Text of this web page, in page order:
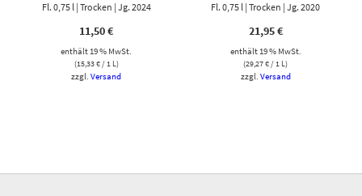
Fl. 0,75 l | Trocken | Jg. 2024
11,50€
enthält 19 % MwSt.
(15,33€/ 1 L)
zzgl.Versand
Fl. 0,75 l | Trocken | Jg. 2020
21,95€
enthält 19 % MwSt.
(29,27€/ 1 L)
zzgl. Versand